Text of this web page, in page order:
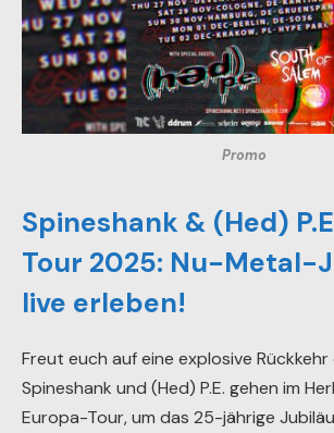
Promo
Spineshank & (Hed)
Tour 2025: Nu-Metal-
live erleben!
Freut euch auf eine explosive
Spineshank und (Hed) P.E. gehen im
Europa-Tour, um das 25-jährige